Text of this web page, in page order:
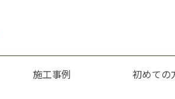
施工事例 初めての